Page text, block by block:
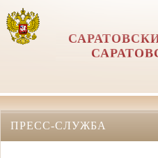
ПРЕСС-СЛУЖБА